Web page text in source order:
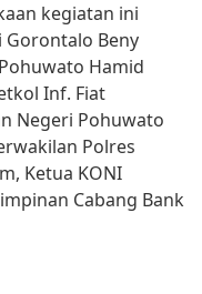
kegiatan ini
Gorontalo Beny
Hamid
Inf. Fiat
Negeri Pohuwato
Polres
Ketua KONI
Cabang Bank